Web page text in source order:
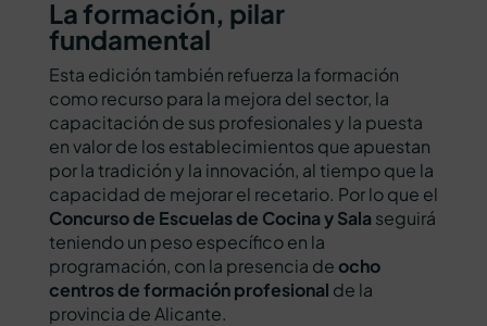
La formación, pilar
fundamental
Esta edición también refuerza la formación
como recurso para la mejora del sector, la
capacitación de sus profesionales y la puesta
en valor de los establecimientos que apuestan
por la tradición y la innovación, al tiempo que la
capacidad de mejorar el recetario. Por lo que el
Concurso de Escuelas de Cocina y Sala seguirá
teniendo un peso específico en la
programación, con la presencia deocho
centros de formación profesional de la
provincia de Alicante.